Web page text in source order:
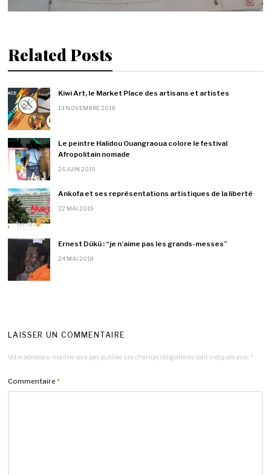
Related Posts
Kiwi Art, le Market Place des artisans et artistes
13 NOVEMBRE 2018
Le peintre Halidou Ouangraoua colore le festival
Afropolitain nomade
26 JUIN 2019
Ankofa et ses représentations artistiques de la liberté
22 MAI 2019
Ernest Dükü : “je n’aime pas les grands-messes”
24 MAI 2018
LAISSER UN COMMENTAIRE
Votre adresse e-mail ne sera pas publiée. Les champs obligatoires sont indiqués avec *
Commentaire*